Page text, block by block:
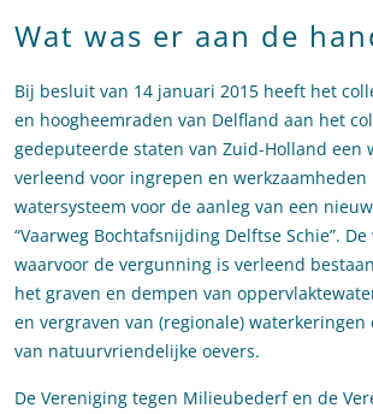
Wat was er aan de
Bij besluit van 14 januari 2015 heeft het
en hoogheemraden van Delfland aan het
gedeputeerde staten van Zuid-Holland een
verleend voor ingrepen en
watersysteem voor de aanleg van een
“Vaarweg Bochtafsnijding Delftse Schie”.
waarvoor de vergunning is verleend
het graven en dempen van
en vergraven van (regionale) waterkeringen
van natuurvriendelijke oevers.
De Vereniging tegen Milieubederf en de